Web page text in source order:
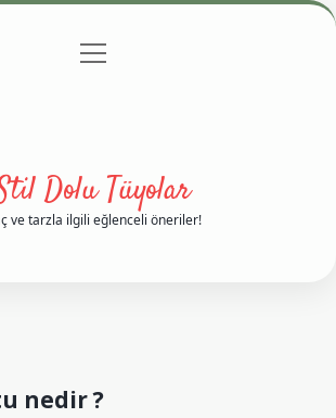
Gizlilik Politikası
menüyü
Dolu Tüyolar
ve tarzla ilgili eğlenceli öneriler!
nedir ?